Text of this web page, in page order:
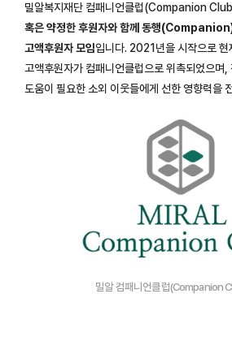
밀알복지재단 컴패니언클럽(Companion
혹은 약정한 후원자와 함께 동행
고액후원자 모임입니다. 2021년을 시작으로 현
고액후원자가 컴패니언클럽으로 위촉되었으며,
도움이 필요한 소외 이웃들에게 선한 영향력을
밀알 컴패니언클럽(Companion